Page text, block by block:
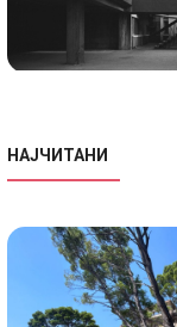
НАЈЧИТАНИ